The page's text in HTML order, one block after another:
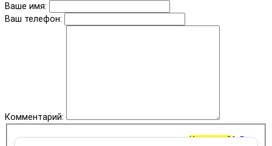
Корзина 00 ₽
Ваше имя:
Ваш телефон:
Комментарий: